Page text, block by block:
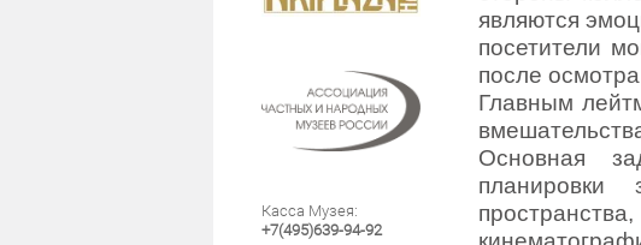
Касса Музея:
+7(495)639-94-92
являются
посетители
после
Главным
Основная